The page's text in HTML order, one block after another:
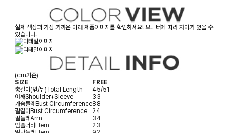
실제 색상과 가장 가까운 아래 제품이미지를 확인하세요! 모니터에 따라 차이가 있을 수
있습니다.
(cm기준)
SIZE
FREE
총길이(앞/뒤)Total Length
45/51
어깨Shoulder+Sleeve
33
가슴둘레Bust Circumference88
팔길이Bust Circumference
24
팔둘레Arm
34
암홀너비Hem
23